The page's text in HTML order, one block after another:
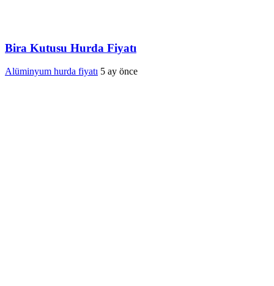
Bira Kutusu Hurda Fiyatı
Alüminyum hurda fiyatı 5 ay önce